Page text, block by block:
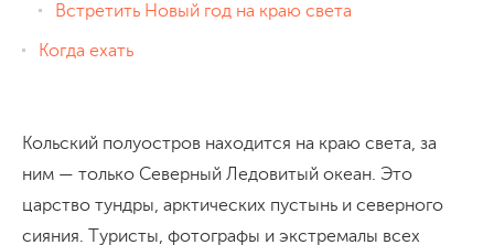
Встретить Новый год на краю света
Когда ехать
Кольский полуостров находится на краю света, за
ним — только Северный Ледовитый океан. Это
царство тундры, арктических пустынь и северного
сияния. Туристы, фотографы и экстремалы всех